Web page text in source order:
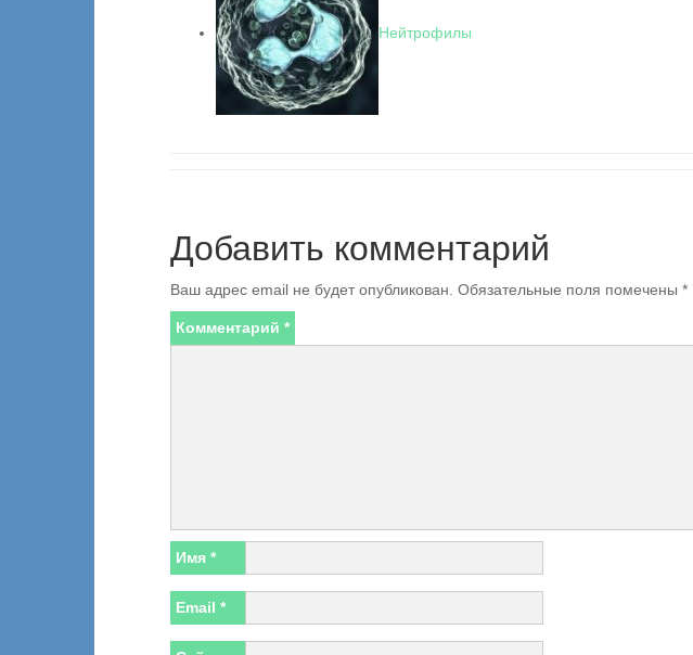
Нейтрофилы
Добавить комментарий
Ваш адрес email не будет опубликован. Обязательные поля помечены *
Комментарий *
Имя *
Email *